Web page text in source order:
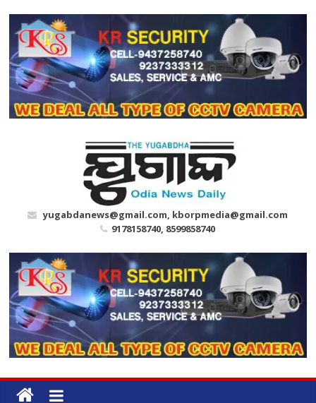
content
yugabdanews@gmail.com, kborpmedia@gmail.com
9178158740, 8599858740